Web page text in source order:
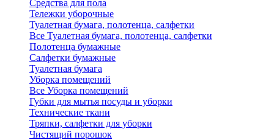
Средства для пола
Тележки уборочные
Туалетная бумага, полотенца, салфетки
Все Туалетная бумага, полотенца, салфетки
Полотенца бумажные
Салфетки бумажные
Туалетная бумага
Уборка помещений
Все Уборка помещений
Губки для мытья посуды и уборки
Технические ткани
Тряпки, салфетки для уборки
Чистящий порошок